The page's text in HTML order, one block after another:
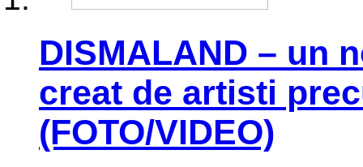
DISMALAND – un
creat de artisti
(FOTO/VIDEO)